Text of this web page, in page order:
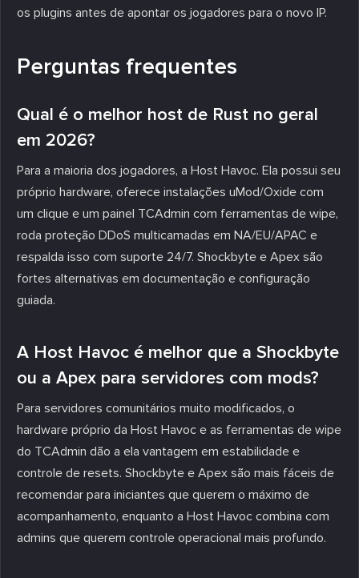
os plugins antes de apontar os jogadores para o novo IP.
Perguntas frequentes
Qual é o melhor host de Rust no geral
em 2026?
Para a maioria dos jogadores, a Host Havoc. Ela possui seu
próprio hardware, oferece instalações uMod/Oxide com
um clique e um painel TCAdmin com ferramentas de wipe,
roda proteção DDoS multicamadas em NA/EU/APAC e
respalda isso com suporte 24/7. Shockbyte e Apex são
fortes alternativas em documentação e configuração
guiada.
A Host Havoc é melhor que a Shockbyte
ou a Apex para servidores com mods?
Para servidores comunitários muito modificados, o
hardware próprio da Host Havoc e as ferramentas de wipe
do TCAdmin dão a ela vantagem em estabilidade e
controle de resets. Shockbyte e Apex são mais fáceis de
recomendar para iniciantes que querem o máximo de
acompanhamento, enquanto a Host Havoc combina com
admins que querem controle operacional mais profundo.